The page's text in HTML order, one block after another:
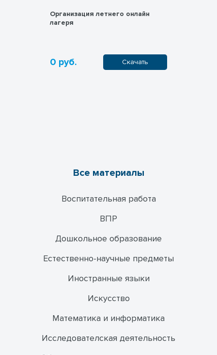
Организация летнего онлайн
лагеря
0 руб. Скачать
Все материалы
Воспитательная работа
ВПР
Дошкольное образование
Естественно-научные предметы
Иностранные языки
Искусство
Математика и информатика
Исследователская деятельность